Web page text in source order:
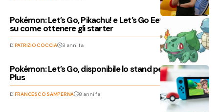
Pokémon: Let’s Go, Pikachu! e Let’s Go Eevee! – Guida
su come ottenere gli starter
DiPATRIZIO COCCIA 8 anni fa
Pokémon: Let’s Go, disponibile lo stand per la Poké Ball
Plus
DiFRANCESCO SAMPERNA 8 anni fa